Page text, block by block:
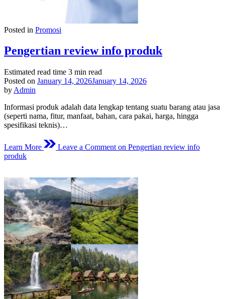
Posted in Promosi
Pengertian review info produk
Estimated read time 3 min read
Posted on January 14, 2026January 14, 2026
by Admin
Informasi produk adalah data lengkap tentang suatu barang atau jasa
(seperti nama, fitur, manfaat, bahan, cara pakai, harga, hingga
spesifikasi teknis)…
Learn More Leave a Comment on Pengertian review info
produk